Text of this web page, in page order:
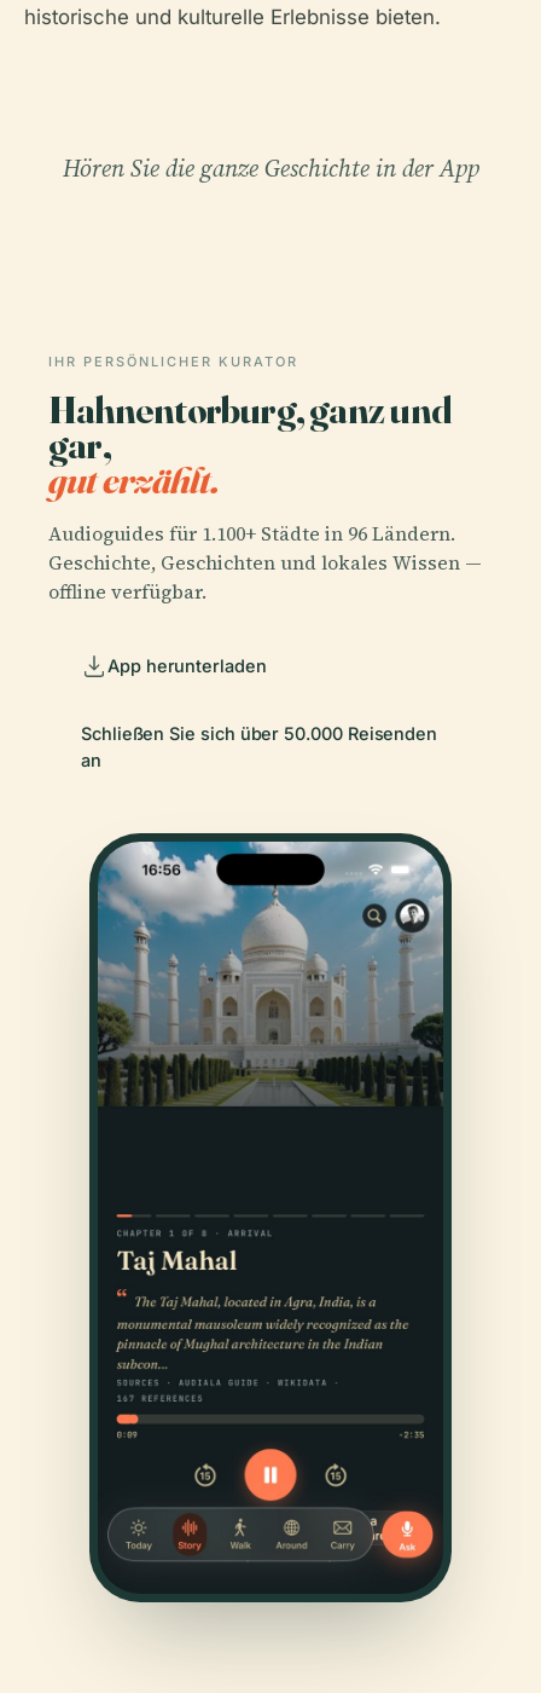
historische und kulturelle Erlebnisse bieten.
Hören Sie die ganze Geschichte in der App
IHR PERSÖNLICHER KURATOR
Hahnentorburg, ganz und
gar,
gut erzählt.
Audioguides für 1.100+ Städte in 96 Ländern.
Geschichte, Geschichten und lokales Wissen —
offline verfügbar.
App herunterladen
Schließen Sie sich über 50.000 Reisenden
an